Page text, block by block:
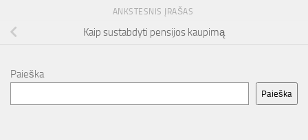
ANKSTESNIS ĮRAŠAS
Kaip sustabdyti pensijos kaupimą
Paieška
Paieška